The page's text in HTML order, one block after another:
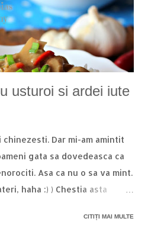
dupa ce am stabilit de
apucam de treaba. Atentie!
si sa ii pastrati pentru cateva
portie dubl...
usturoi si ardei iute
Dar mi-am amintit
gata sa dovedeasca ca
Asa ca nu o sa va mint.
haha :) ) Chestia asta
musai cu orez. Pentru
CITIȚI MAI MULTE